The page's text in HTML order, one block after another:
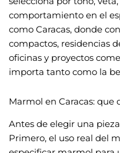
comportamiento en el
como Caracas, donde
compactos, residencias
oficinas y proyectos
importa tanto como la
Marmol en Caracas: que
Antes de elegir una
Primero, el uso real del